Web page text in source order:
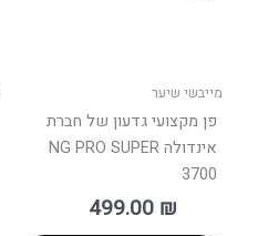
מייבשי שיער
פן מקצועי גדעון של חברת
אינדולה NG PRO SUPER
3700
499.00 ₪